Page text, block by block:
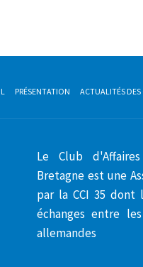
PRÉSENTATION ACTUALITÉS DES
Le Club d'Affaires
Bretagne est une
par la CCI 35
échanges entre
allemandes